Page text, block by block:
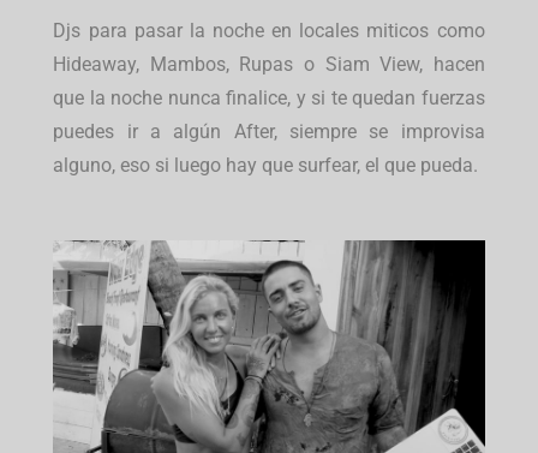
Djs para pasar la noche en locales miticos como
Hideaway, Mambos, Rupas o Siam View, hacen
que la noche nunca finalice, y si te quedan fuerzas
puedes ir a algún After, siempre se improvisa
alguno, eso si luego hay que surfear, el que pueda.